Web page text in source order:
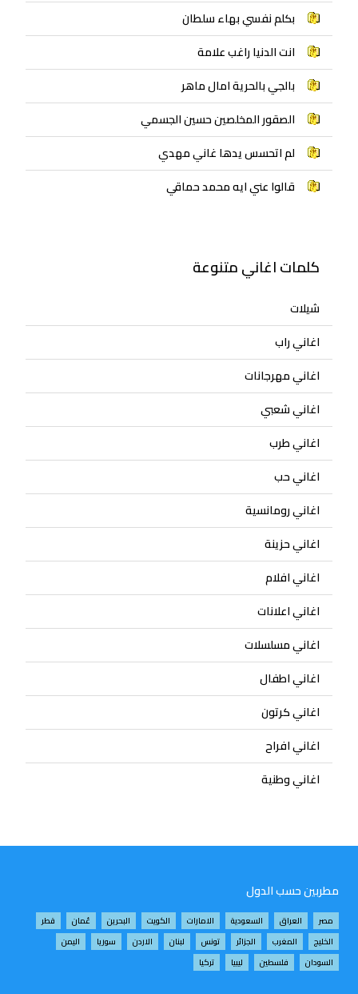
بكلم نفسي بهاء سلطان
انت الدنيا راغب علامة
بالجي بالحرية امال ماهر
الصقور المخلصين حسين الجسمي
لم اتحسس يدها غاني مهدي
قالوا عني ايه محمد حماقي
كلمات اغاني متنوعة
شيلات
اغاني راب
اغاني مهرجانات
اغاني شعبي
اغاني طرب
اغاني حب
اغاني رومانسية
اغاني حزينة
اغاني افلام
اغاني اعلانات
اغاني مسلسلات
اغاني اطفال
اغاني كرتون
اغاني افراح
اغاني وطنية
مطربين حسب الدول
مصر العراق السعودية الامارات الكويت البحرين عُمان
قطر
الخليج
المغرب الجزائر تونس لبنان الاردن سوريا
اليمن
السودان
فلسطين ليبيا تركيا